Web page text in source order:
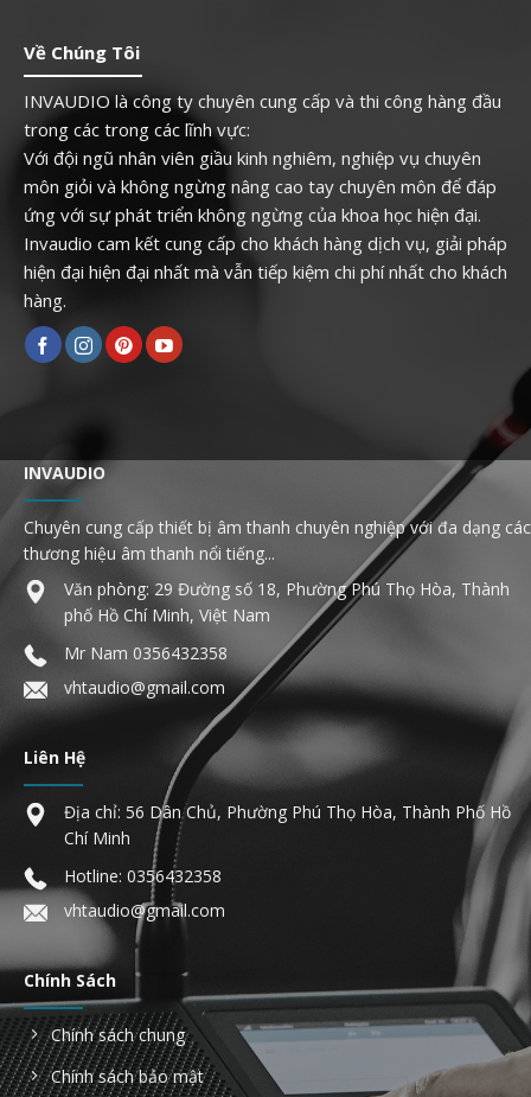
Về Chúng Tôi
INVAUDIO là công ty chuyên cung cấp và thi công hàng đầu
trong các trong các lĩnh vực:
Với đội ngũ nhân viên giầu kinh nghiêm, nghiệp vụ chuyên
môn giỏi và không ngừng nâng cao tay chuyên môn để đáp
ứng với sự phát triển không ngừng của khoa học hiện đại.
Invaudio cam kết cung cấp cho khách hàng dịch vụ, giải pháp
hiện đại hiện đại nhất mà vẫn tiếp kiệm chi phí nhất cho khách
hàng.
INVAUDIO
Chuyên cung cấp thiết bị âm thanh chuyên nghiệp với đa dạng các
thương hiệu âm thanh nổi tiếng...
Văn phòng: 29 Đường số 18, Phường Phú Thọ Hòa, Thành
phố Hồ Chí Minh, Việt Nam
Mr Nam 0356432358
vhtaudio@gmail.com
Liên Hệ
Địa chỉ: 56 Dân Chủ, Phường Phú Thọ Hòa, Thành Phố Hồ
Chí Minh
Hotline: 0356432358
vhtaudio@gmail.com
Chính Sách
Chính sách chung
Chính sách bảo mật